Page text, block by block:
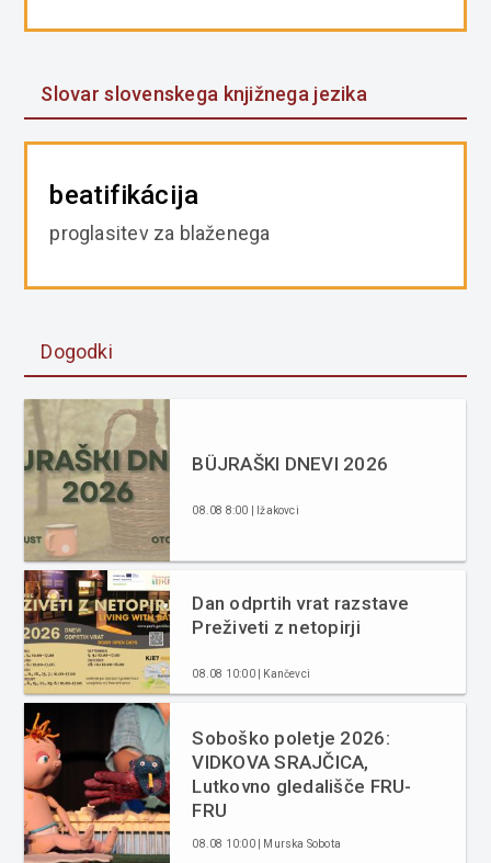
Slovar slovenskega knjižnega jezika
beatifikácija
proglasitev za blaženega
Dogodki
BÜJRAŠKI DNEVI 2026
08.08 8:00 | Ižakovci
Dan odprtih vrat razstave
Preživeti z netopirji
08.08 10:00 | Kančevci
Soboško poletje 2026:
VIDKOVA SRAJČICA,
Lutkovno gledališče FRU-
FRU
08.08 10:00 | Murska Sobota